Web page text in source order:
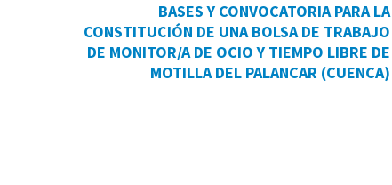
BASES Y CONVOCATORIA PARA LA
CONSTITUCIÓN DE UNA BOLSA DE TRABAJO
DE MONITOR/A DE OCIO Y TIEMPO LIBRE DE
MOTILLA DEL PALANCAR (CUENCA)